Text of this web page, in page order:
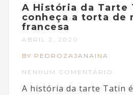
A História da Tarte
conheça a torta de
francesa
ABRIL 2, 2020
BY PEDROZAJANAINA
NENHUM COMENTÁRIO
A história da tarte Tatin